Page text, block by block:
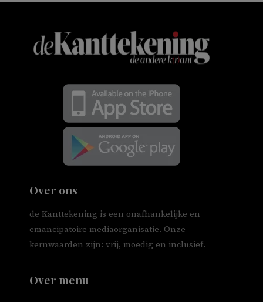
Over ons
de Kanttekening is een onafhankelijke en
emancipatoire mediaorganisatie. Onze
kernwaarden zijn: vrij, moedig en inclusief.
Over menu